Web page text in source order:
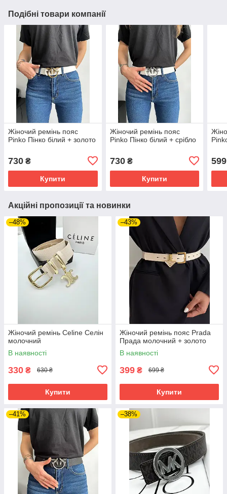
Подібні товари компанії
Жіночий ремінь пояс
Pinko Пінко білий + золото
730 ₴
Купити
Жіночий ремінь пояс
Pinko Пінко білий + срібло
730₴
Купити
599
Акційні пропозиції та новинки
–48%
Жіночий ремінь Celine Селін
молочний
В наявності
330 ₴ 630 ₴
Купити
–43%
Жіночий ремінь пояс Prada
Прада молочний + золото
В наявності
399 ₴ 699 ₴
Купити
–41% –38%